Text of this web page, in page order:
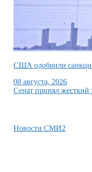
США одобрили
08 августа, 2026
Сенат принял жесткий
Новости СМИ2